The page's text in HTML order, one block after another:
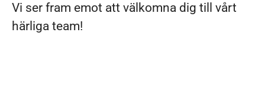
Vi ser fram emot att välkomna dig till vårt
härliga team!